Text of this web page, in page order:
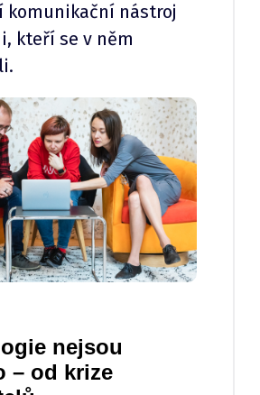
komunikační nástroj
kteří se v něm
nejsou
– od krize